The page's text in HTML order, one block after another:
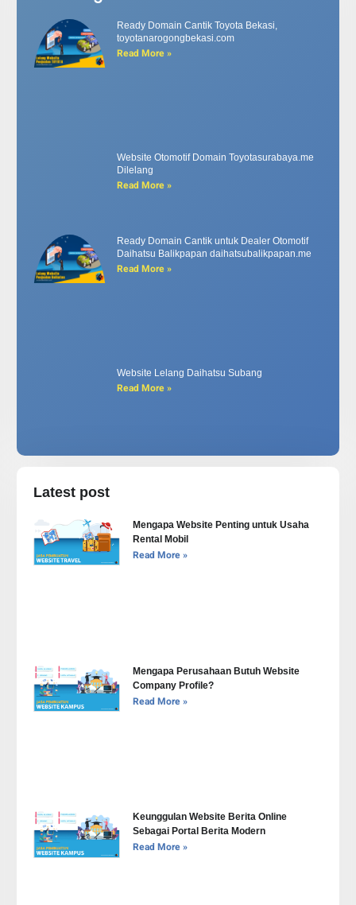
Ready Domain Cantik Toyota Bekasi,
toyotanarogongbekasi.com
Read More »
Website Otomotif Domain Toyotasurabaya.me
Dilelang
Read More »
Ready Domain Cantik untuk Dealer Otomotif
Daihatsu Balikpapan daihatsubalikpapan.me
Read More »
Website Lelang Daihatsu Subang
Read More »
Latest post
Mengapa Website Penting untuk Usaha
Rental Mobil
Read More »
Mengapa Perusahaan Butuh Website
Company Profile?
Read More »
Keunggulan Website Berita Online
Sebagai Portal Berita Modern
Read More »